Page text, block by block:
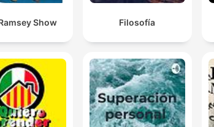
Show Filosofía